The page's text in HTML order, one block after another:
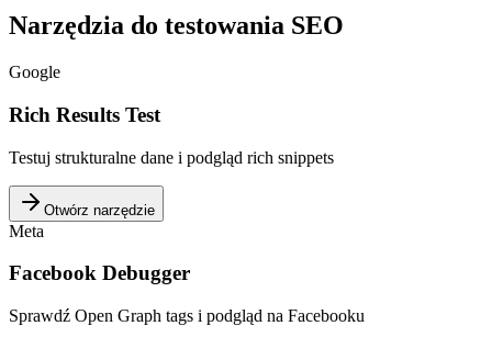
Narzędzia do testowania SEO
Google
Rich Results Test
Testuj strukturalne dane i podgląd rich snippets
Otwórz narzędzie
Meta
Facebook Debugger
Sprawdź Open Graph tags i podgląd na Facebooku